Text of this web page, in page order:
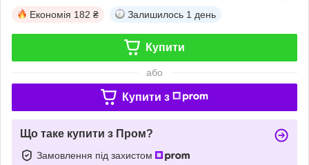
Економія 182 ₴ Залишилось 1 день
Купити
або
Купити з
Що таке купити з Пром?
Замовлення під захистом